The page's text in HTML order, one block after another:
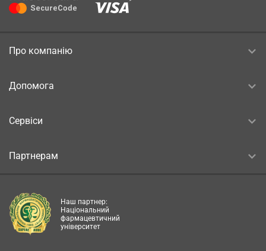
Про компанію
Допомога
Сервіси
Партнерам
Наш партнер:
Національний
фармацевтичний
університет